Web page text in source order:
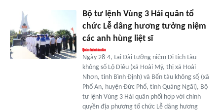
Bộ tư lệnh Vùng 3 Hải quân tổ
chức Lễ dâng hương tưởng niệm
các anh hùng liệt sĩ
Ngày 28-4, tại Đài tưởng niệm Di tích tàu
không số Lộ Diêu (xã Hoài Mỹ, thị xã Hoài
Nhơn, tỉnh Bình Định) và Bến tàu không số ̣̣̣(xã
Phổ An, huyện Đức Phổ, tỉnh Quảng Ngãi), Bộ
tư lệnh Vùng 3 Hải quân phối hợp với chính
quyền địa phương tổ chức Lễ dâng hương